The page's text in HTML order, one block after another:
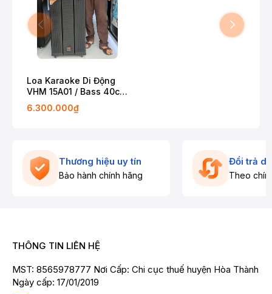
Loa Karaoke Di Động
VHM 15A01 / Bass 40cm
/ 200W
6.300.000₫
Thương hiệu uy tín
Bảo hành chính hãng
Đổi trả
Theo
THÔNG TIN LIÊN HỆ
MST: 8565978777 Nơi Cấp: Chi cục thuế huyện Hòa Thành
Ngày cấp: 17/01/2019